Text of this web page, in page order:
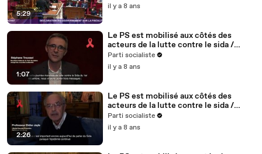
5:29
il y a 8 ans
1:07
Le PS est mobilisé aux côtés des
acteurs de la lutte contre le sida /
Stéphane Troussel - 2/5
Parti socialiste
il y a 8 ans
2:26
Le PS est mobilisé aux côtés des
acteurs de la lutte contre le sida /
Didier Jayle, médecin, fondateur du
site vih.org - 1/5
Parti socialiste
il y a 8 ans